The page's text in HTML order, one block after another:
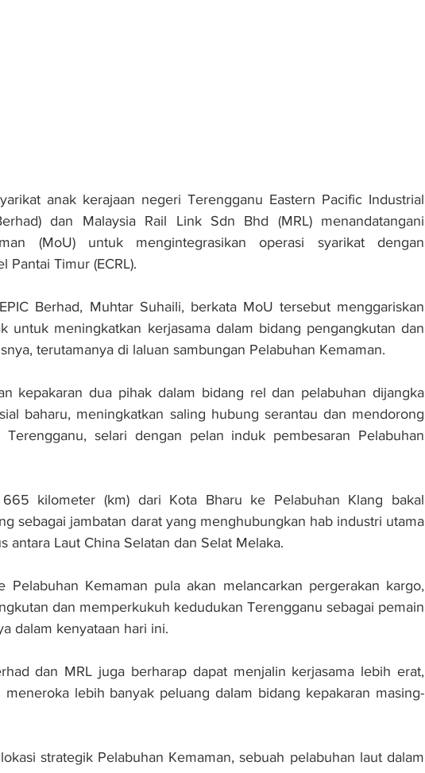
anak kerajaan negeri Terengganu Eastern Pacific Industrial
dan Malaysia Rail Link Sdn Bhd (MRL) menandatangani
(MoU) untuk mengintegrasikan operasi syarikat dengan
Pantai Timur (ECRL).
Berhad, Muhtar Suhaili, berkata MoU tersebut menggariskan
untuk meningkatkan kerjasama dalam bidang pengangkutan dan
terutamanya di laluan sambungan Pelabuhan Kemaman.
kepakaran dua pihak dalam bidang rel dan pelabuhan dijangka
baharu, meningkatkan saling hubung serantau dan mendorong
selari dengan pelan induk pembesaran Pelabuhan
665 kilometer (km) dari Kota Bharu ke Pelabuhan Klang bakal
sebagai jambatan darat yang menghubungkan hab industri utama
antara Laut China Selatan dan Selat Melaka.
Pelabuhan Kemaman pula akan melancarkan pergerakan kargo,
dan memperkukuh kedudukan Terengganu sebagai pemain
dalam kenyataan hari ini.
dan MRL juga berharap dapat menjalin kerjasama lebih erat,
lebih banyak peluang dalam bidang kepakaran masing-
strategik Pelabuhan Kemaman, sebuah pelabuhan laut dalam